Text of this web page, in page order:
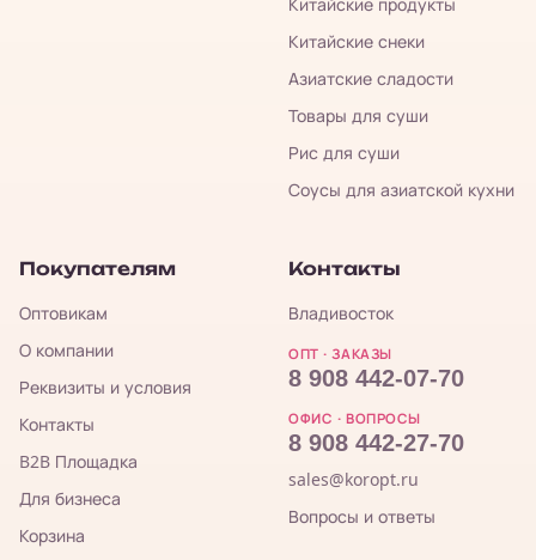
Китайские снеки
Азиатские сладости
Товары для суши
Рис для суши
Соусы для азиатской кухни
Покупателям
Оптовикам
О компании
Реквизиты и условия
Контакты
B2B Площадка
Для бизнеса
Корзина
Контакты
Владивосток
ОПТ · ЗАКАЗЫ
8 908 442-07-70
ОФИС · ВОПРОСЫ
8 908 442-27-70
sales@koropt.ru
Вопросы и ответы